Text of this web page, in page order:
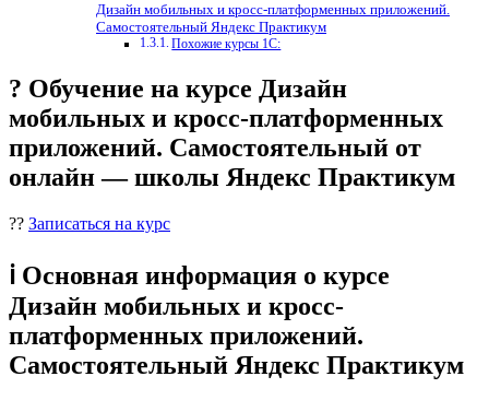
Дизайн мобильных и кросс-платформенных приложений.
Самостоятельный Яндекс Практикум
Похожие курсы 1С:
? Обучение на курсе Дизайн
мобильных и кросс-платформенных
приложений. Самостоятельный от
онлайн — школы Яндекс Практикум
?? Записаться на курс
ℹ️ Основная информация о курсе
Дизайн мобильных и кросс-
платформенных приложений.
Самостоятельный Яндекс Практикум